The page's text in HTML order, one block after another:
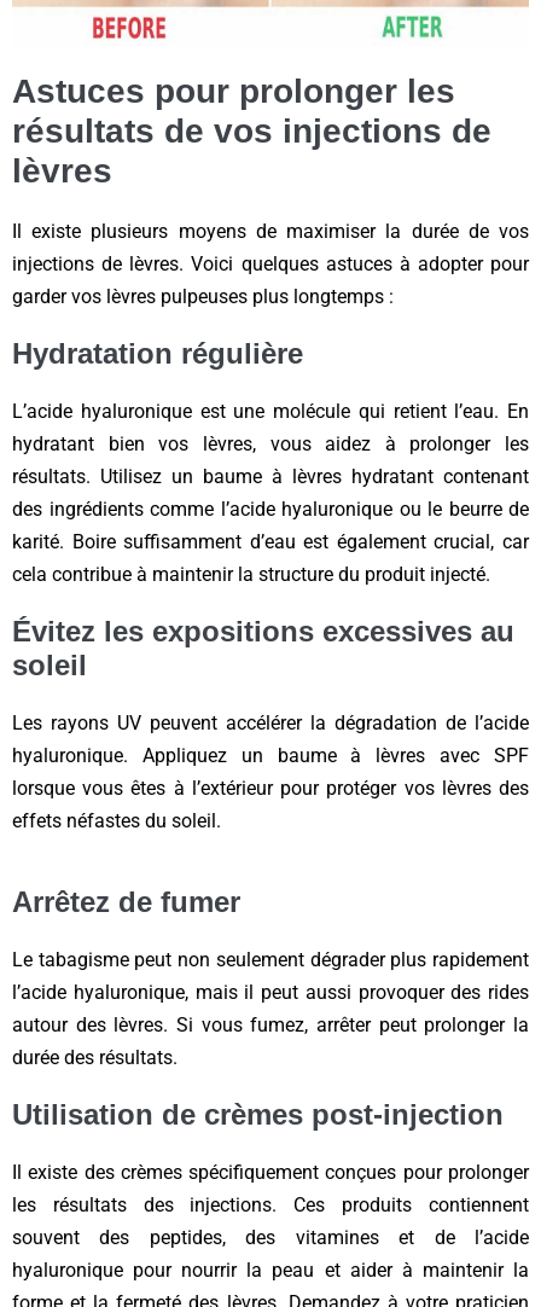
Astuces pour prolonger les
résultats de vos injections de
lèvres
Il existe plusieurs moyens de maximiser la durée de vos
injections de lèvres. Voici quelques astuces à adopter pour
garder vos lèvres pulpeuses plus longtemps :
Hydratation régulière
L’acide hyaluronique est une molécule qui retient l’eau. En
hydratant bien vos lèvres, vous aidez à prolonger les
résultats. Utilisez un baume à lèvres hydratant contenant
des ingrédients comme l’acide hyaluronique ou le beurre de
karité. Boire suffisamment d’eau est également crucial, car
cela contribue à maintenir la structure du produit injecté.
Évitez les expositions excessives au
soleil
Les rayons UV peuvent accélérer la dégradation de l’acide
hyaluronique. Appliquez un baume à lèvres avec SPF
lorsque vous êtes à l’extérieur pour protéger vos lèvres des
effets néfastes du soleil.
Arrêtez de fumer
Le tabagisme peut non seulement dégrader plus rapidement
l’acide hyaluronique, mais il peut aussi provoquer des rides
autour des lèvres. Si vous fumez, arrêter peut prolonger la
durée des résultats.
Utilisation de crèmes post-injection
Il existe des crèmes spécifiquement conçues pour prolonger
les résultats des injections. Ces produits contiennent
souvent des peptides, des vitamines et de l’acide
hyaluronique pour nourrir la peau et aider à maintenir la